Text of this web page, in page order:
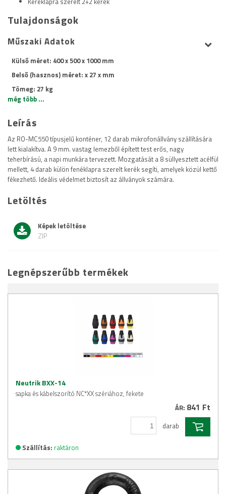
Tulajdonságok
Műszaki Adatok
Külső méret: 400 x 500 x 1000 mm
Belső (hasznos) méret: x 27 x mm
Tömeg: 27 kg
még több ...
Leírás
Az RO-MC550 típusjelű konténer, 12 darab mikrofonállvány szállítására
lett kialakítva. A 9 mm. vastag lemezből épített test erős, nagy
teherbírású, a napi munkára tervezett. Mozgatását a 8 süllyesztett acélfül
mellett, 4 darab külön fenéklapra szerelt kerék segíti, amelyek közül kettő
fékezhető. Ideális védelmet biztosít az állványok számára.
Letöltés
Képek letöltése
ZIP
Legnépszerűbb termékek
Neutrik BXX-14
sapka és kábelszorító NC*XX szériához, fekete
ÁR: 841 Ft
darab
Szállítás: raktáron